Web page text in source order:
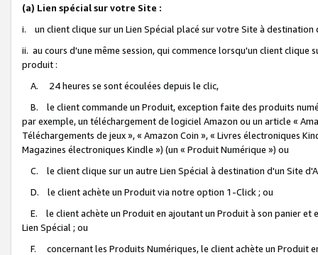
(a) Lien spécial sur votre Site :
i. un client clique sur un Lien Spécial placé sur votre Site à destination
ii. au cours d'une même session, qui commence lorsqu'un client
produit :
A. 24 heures se sont écoulées depuis le clic,
B. le client commande un Produit, exception faite des produits
par exemple, un téléchargement de logiciel Amazon ou un article «
Téléchargements de jeux », « Amazon Coin », « Livres électroniques
Magazines électroniques Kindle ») (un « Produit Numérique ») ou
C. le client clique sur un autre Lien Spécial à destination d'un Site
D. le client achète un Produit via notre option 1-Click ; ou
E. le client achète un Produit en ajoutant un Produit à son panier et
Lien Spécial ; ou
F. concernant les Produits Numériques, le client achète un Produit